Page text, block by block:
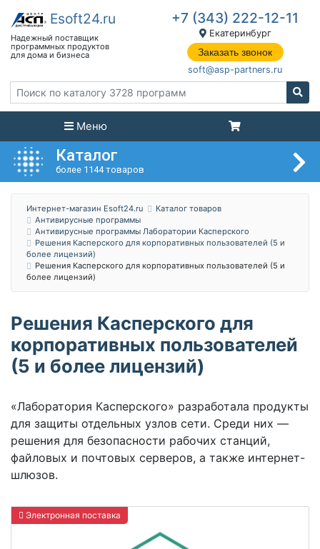
+7 (343) 222-12-11
Екатеринбург
Заказать звонок
soft@asp-partners.ru
Меню
Каталог
более 1144 товаров
Интернет-магазин Esoft24.ru
Каталог товаров
Антивирусные программы
Антивирусные программы Лаборатории Касперского
Решения Касперского для корпоративных пользователей (5 и
более лицензий)
Решения Касперского для корпоративных пользователей (5 и
более лицензий)
Решения Касперского для
корпоративных пользователей
(5 и более лицензий)
«Лаборатория Касперского» разработала продукты
для защиты отдельных узлов сети. Среди них —
решения для безопасности рабочих станций,
файловых и почтовых серверов, а также интернет-
шлюзов.
Электронная поставка